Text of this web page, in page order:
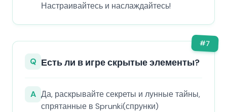
Настраивайтесь и наслаждайтесь!
#7
Q Есть ли в игре скрытые элементы?
A Да, раскрывайте секреты и лунные тайны,
спрятанные в Sprunki(спрунки)